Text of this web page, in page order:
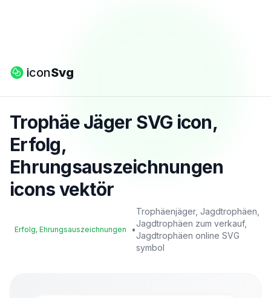
iconSvg
Trophäe Jäger SVG icon,
Erfolg,
Ehrungsauszeichnungen
icons vektör
Erfolg, Ehrungsauszeichnungen •
Trophäenjäger, Jagdtrophäen,
Jagdtrophäen zum verkauf,
Jagdtrophäen online SVG
symbol